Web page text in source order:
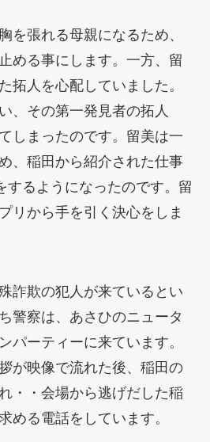
を張れる母親になるため、
める事にします。一方、留
拓人を心配していました。
、その第一発見者の拓人
しまったのです。留美は一
、稲田から紹介された仕事
するようになったのです。留
リから手を引く決心をしま
詐欺の犯人が来ているとい
警察は、あさひのニュータ
パーティーに来ています。
が映像で流れた後、稲田の
・・会場から逃げだした稲
める電話をしています。